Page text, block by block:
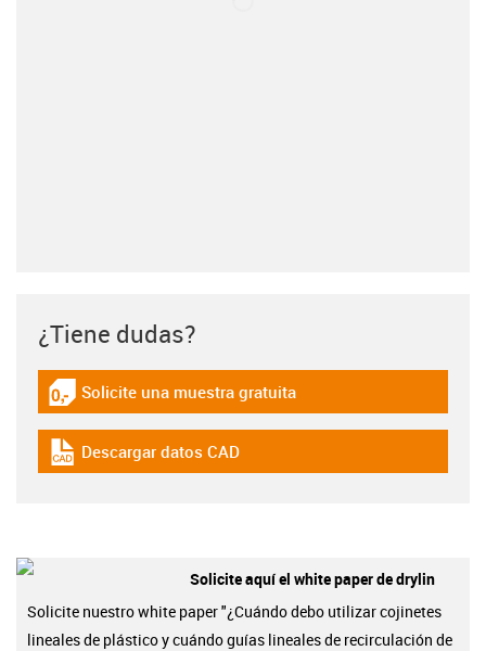
¿Tiene dudas?
igus-icon-gratismuster
Solicite una muestra gratuita
igus-icon-cad-dateien
Descargar datos CAD
Solicite aquí el white paper de drylin
Solicite nuestro white paper "¿Cuándo debo utilizar cojinetes
lineales de plástico y cuándo guías lineales de recirculación de